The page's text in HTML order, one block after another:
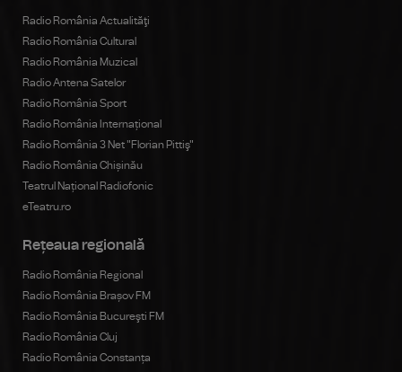
Radio România Actualităţi
Radio România Cultural
Radio România Muzical
Radio Antena Satelor
Radio România Sport
Radio România Internațional
Radio România 3 Net "Florian Pittiş"
Radio România Chișinău
Teatrul Național Radiofonic
eTeatru.ro
Rețeaua regională
Radio România Regional
Radio România Brașov FM
Radio România Bucureşti FM
Radio România Cluj
Radio România Constanța